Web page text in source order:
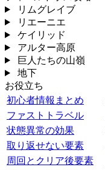
リムグレイブ
リエーニエ
ケイリッド
アルター高原
巨人たちの山嶺
地下
お役立ち
初心者情報まとめ
ファストトラベル
状態異常の効果
取り返せない要素
周回とクリア後要素